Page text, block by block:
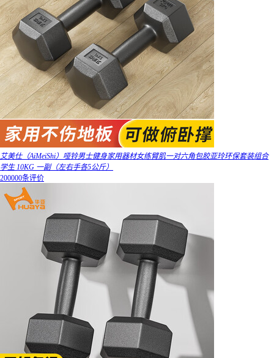
艾美仕（AiMeiShi）哑铃男士健身家用器材女练臂肌一对六角包胶亚玲环保套装组合
学生 10KG 一副（左右手各5公斤）
200000条评价